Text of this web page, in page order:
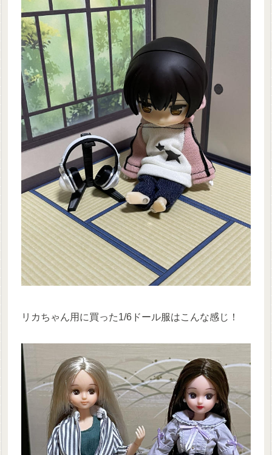
リカちゃん用に買った1/6ドール服はこんな感じ！